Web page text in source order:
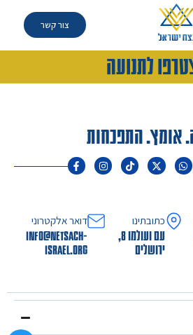
צור קשר
נגד רון שרף
לתנועה
אומץ. התפכחות
כתובתינו
עם ועולמו 8,
ירושלים
דואר אלקטרוני
info@netsach-
israel.org